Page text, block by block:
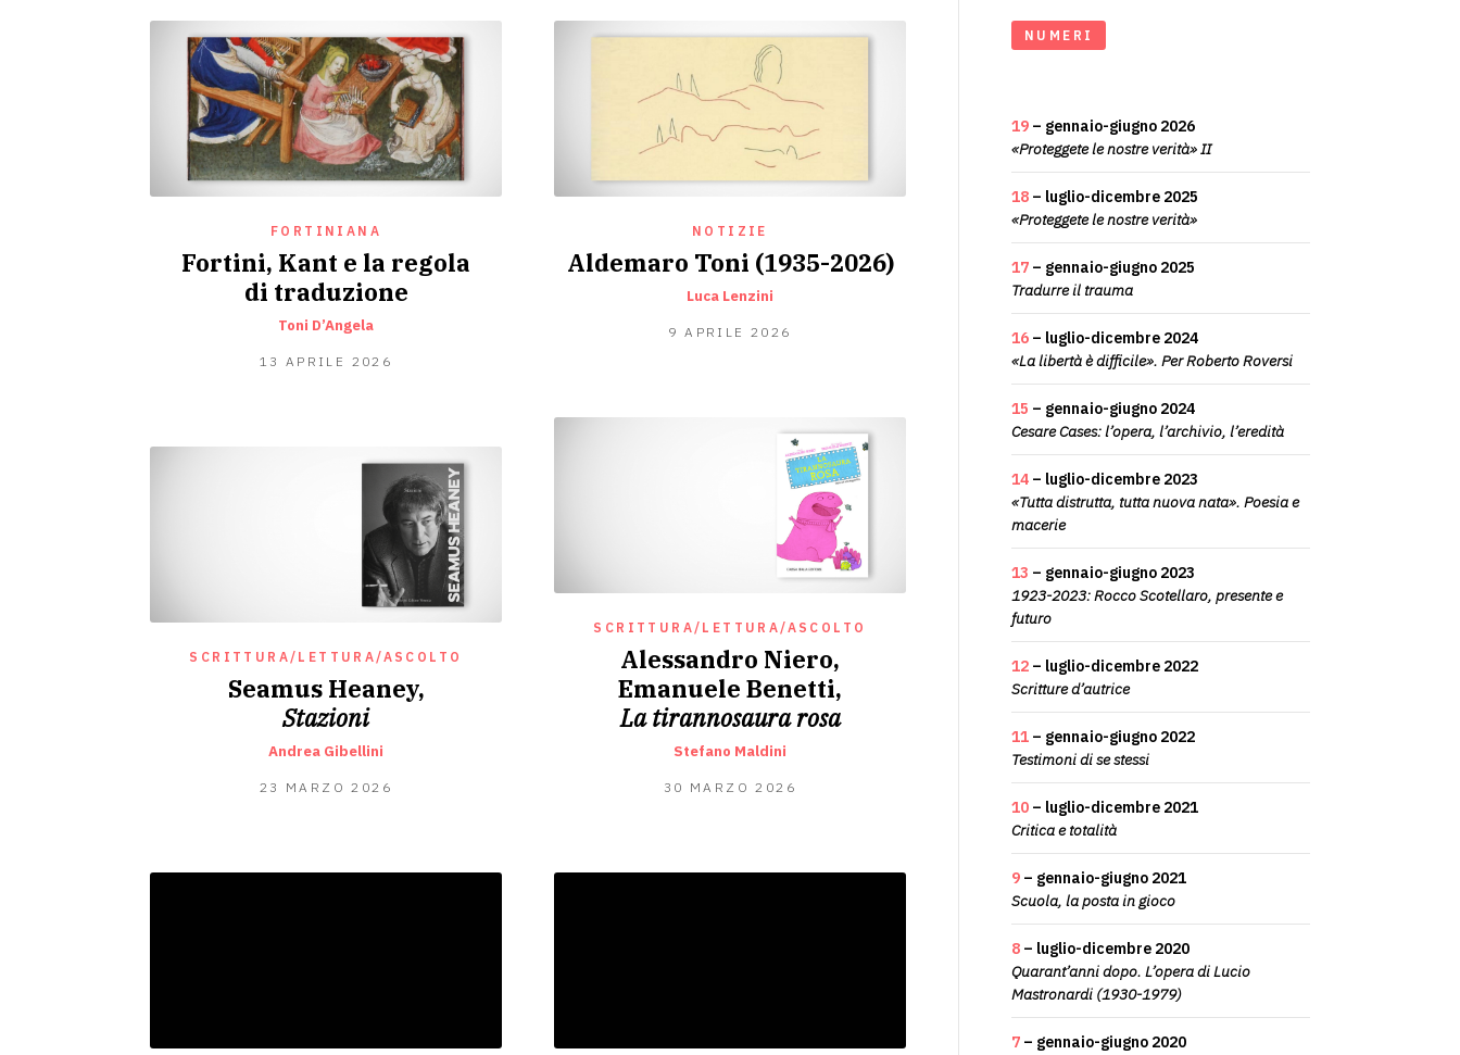
FORTINIANA
Fortini, Kant e la regola
di traduzione
Toni D’Angela
13 APRILE 2026
NOTIZIE
Aldemaro Toni (1935-2026)
Luca Lenzini
9 APRILE 2026
SCRITTURA/LETTURA/ASCOLTO
Alessandro Niero,
Emanuele Benetti,
La tirannosaura rosa
Stefano Maldini
30 MARZO 2026
SCRITTURA/LETTURA/ASCOLTO
Seamus Heaney,
Stazioni
Andrea Gibellini
23 MARZO 2026
NUMERI
19 – gennaio-giugno 2026
«Proteggete le nostre verità» II
18 – luglio-dicembre 2025
«Proteggete le nostre verità»
17 – gennaio-giugno 2025
Tradurre il trauma
16 – luglio-dicembre 2024
«La libertà è difficile». Per Roberto Roversi
15 – gennaio-giugno 2024
Cesare Cases: l’opera, l’archivio, l’eredità
14 – luglio-dicembre 2023
«Tutta distrutta, tutta nuova nata». Poesia e
macerie
13 – gennaio-giugno 2023
1923-2023: Rocco Scotellaro, presente e
futuro
12 – luglio-dicembre 2022
Scritture d’autrice
11 – gennaio-giugno 2022
Testimoni di se stessi
10 – luglio-dicembre 2021
Critica e totalità
9 – gennaio-giugno 2021
Scuola, la posta in gioco
8 – luglio-dicembre 2020
Quarant’anni dopo. L’opera di Lucio
Mastronardi (1930-1979)
7 – gennaio-giugno 2020